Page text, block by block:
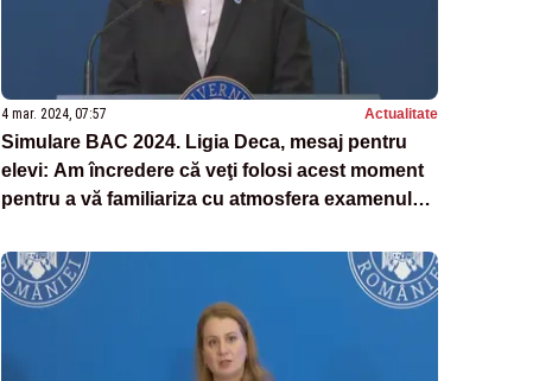
4 mar. 2024, 07:57 Actualitate
Simulare BAC 2024. Ligia Deca, mesaj pentru
elevi: Am încredere că veţi folosi acest moment
pentru a vă familiariza cu atmosfera examenului